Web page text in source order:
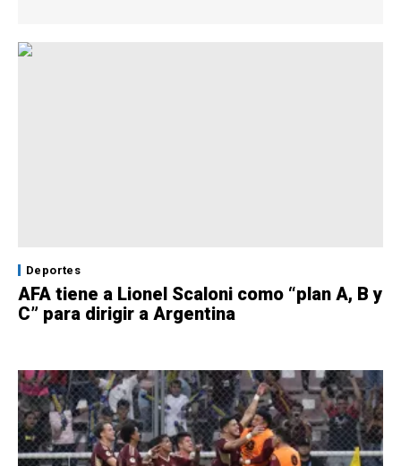
Deportes
AFA tiene a Lionel Scaloni como “plan A, B y
C” para dirigir a Argentina